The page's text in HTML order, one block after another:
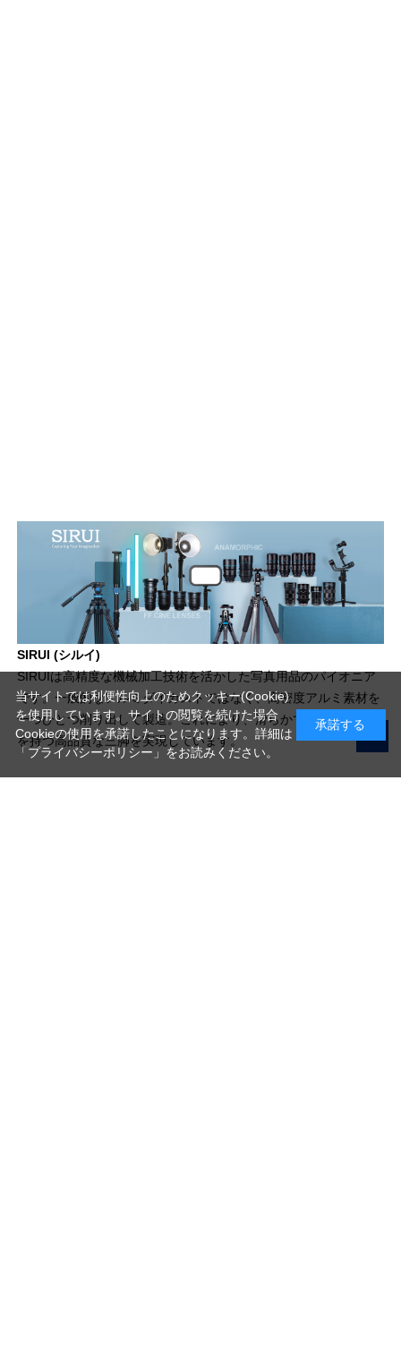
SIRUI (シルイ)
SIRUIは高精度な機械加工技術を活かした写真用品のパイオニア
です。一般的なアルミダイカストではなく、高密度アルミ素材を
一つひとつ削り出して製造。これにより、滑らかで繊細な操作感
を持つ高品質な三脚を実現しています。
当サイトでは利便性向上のためクッキー(Cookie)
を使用しています。サイトの閲覧を続けた場合
Cookieの使用を承諾したことになります。詳細は
「プライバシーポリシー」 をお読みください。
承諾する